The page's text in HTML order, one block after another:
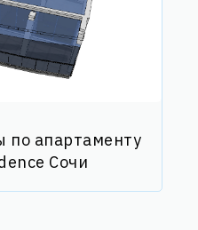
по апартаменту
Сочи